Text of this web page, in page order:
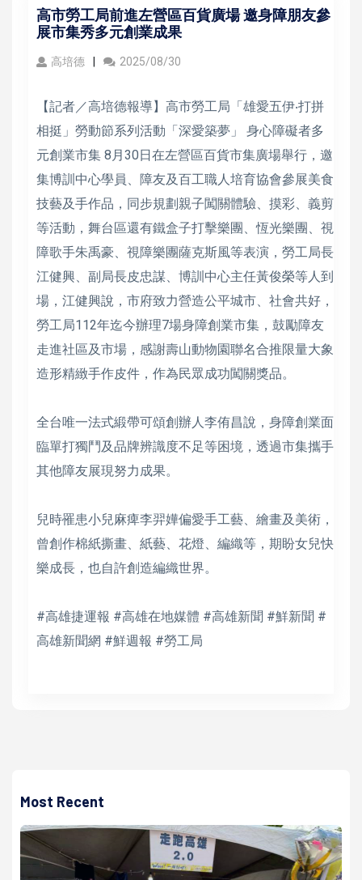
高市勞工局前進左營區百貨廣場 邀身障朋友參
展市集秀多元創業成果
高培德 2025/08/30
【記者／高培德報導】高市勞工局「雄愛五伊‧打拼
相挺」勞動節系列活動「深愛築夢」 身心障礙者多
元創業市集 8月30日在左營區百貨市集廣場舉行，邀
集博訓中心學員、障友及百工職人培育協會參展美食
技藝及手作品，同步規劃親子闖關體驗、摸彩、義剪
等活動，舞台區還有鐵盒子打擊樂團、恆光樂團、視
障歌手朱禹豪、視障樂團薩克斯風等表演，勞工局長
江健興、副局長皮忠謀、博訓中心主任黃俊榮等人到
場，江健興說，市府致力營造公平城市、社會共好，
勞工局112年迄今辦理7場身障創業市集，鼓勵障友
走進社區及市場，感謝壽山動物園聯名合推限量大象
造形精緻手作皮件，作為民眾成功闖關獎品。
全台唯一法式緞帶可頌創辦人李侑昌說，身障創業面
臨單打獨鬥及品牌辨識度不足等困境，透過市集攜手
其他障友展現努力成果。
兒時罹患小兒麻痺李羿嬅偏愛手工藝、繪畫及美術，
曾創作棉紙撕畫、紙藝、花燈、編織等，期盼女兒快
樂成長，也自許創造編織世界。
#高雄捷運報 #高雄在地媒體 #高雄新聞 #鮮新聞 #
高雄新聞網 #鮮週報 #勞工局
Most Recent